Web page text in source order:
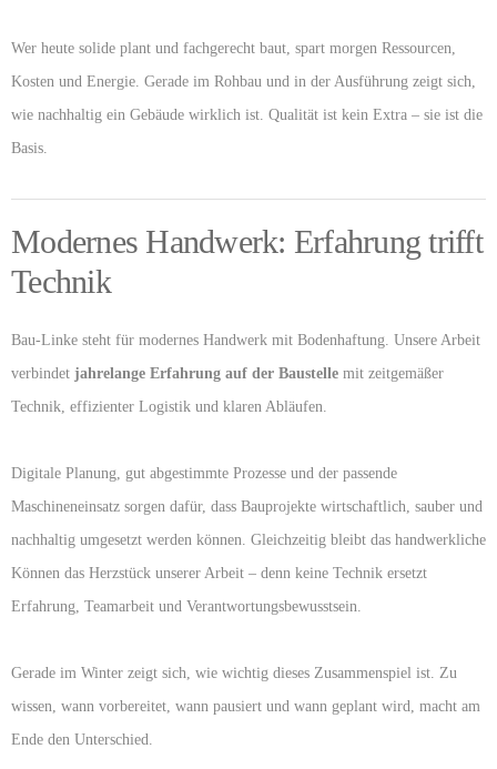
Wer heute solide plant und fachgerecht baut, spart morgen Ressourcen,
Kosten und Energie. Gerade im Rohbau und in der Ausführung zeigt sich,
wie nachhaltig ein Gebäude wirklich ist. Qualität ist kein Extra – sie ist die
Basis.
Modernes Handwerk: Erfahrung trifft
Technik
Bau-Linke steht für modernes Handwerk mit Bodenhaftung. Unsere Arbeit
verbindet jahrelange Erfahrung auf der Baustelle mit zeitgemäßer
Technik, effizienter Logistik und klaren Abläufen.
Digitale Planung, gut abgestimmte Prozesse und der passende
Maschineneinsatz sorgen dafür, dass Bauprojekte wirtschaftlich, sauber und
nachhaltig umgesetzt werden können. Gleichzeitig bleibt das handwerkliche
Können das Herzstück unserer Arbeit – denn keine Technik ersetzt
Erfahrung, Teamarbeit und Verantwortungsbewusstsein.
Gerade im Winter zeigt sich, wie wichtig dieses Zusammenspiel ist. Zu
wissen, wann vorbereitet, wann pausiert und wann geplant wird, macht am
Ende den Unterschied.